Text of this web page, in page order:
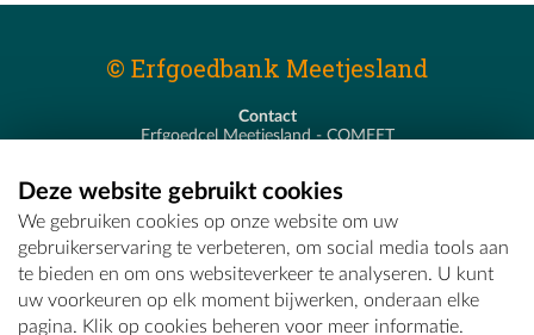
© Erfgoedbank Meetjesland
Contact
Erfgoedcel Meetjesland - COMEET
T - 09 373 75 96
E -erfgoedcel@comeet.be
Deze website gebruikt cookies
We gebruiken cookies op onze website om uw
gebruikerservaring te verbeteren, om social media tools aan
te bieden en om ons websiteverkeer te analyseren. U kunt
uw voorkeuren op elk moment bijwerken, onderaan elke
pagina. Klik op cookies beheren voor meer informatie.